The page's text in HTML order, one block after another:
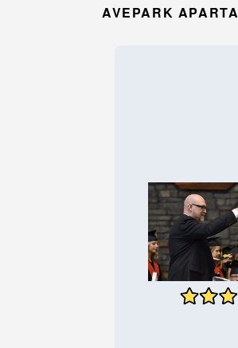
AVEPARK